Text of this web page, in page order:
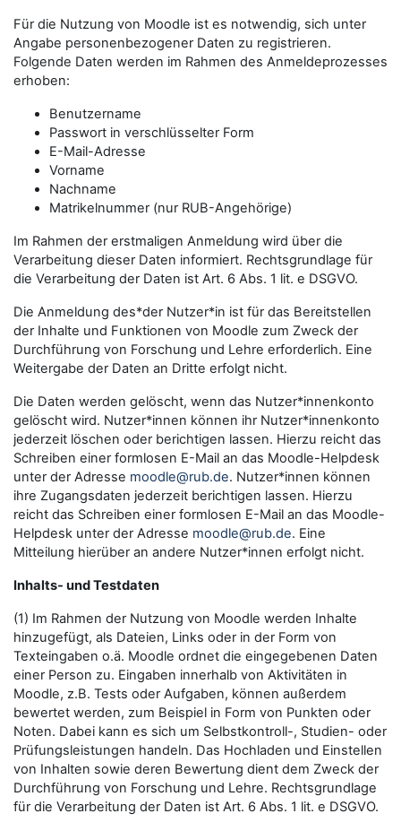
Für die Nutzung von Moodle ist es notwendig, sich unter
Angabe personenbezogener Daten zu registrieren.
Folgende Daten werden im Rahmen des Anmeldeprozesses
erhoben:
Benutzername
Passwort in verschlüsselter Form
E-Mail-Adresse
Vorname
Nachname
Matrikelnummer (nur RUB-Angehörige)
Im Rahmen der erstmaligen Anmeldung wird über die
Verarbeitung dieser Daten informiert. Rechtsgrundlage für
die Verarbeitung der Daten ist Art. 6 Abs. 1 lit. e DSGVO.
Die Anmeldung des*der Nutzer*in ist für das Bereitstellen
der Inhalte und Funktionen von Moodle zum Zweck der
Durchführung von Forschung und Lehre erforderlich. Eine
Weitergabe der Daten an Dritte erfolgt nicht.
Die Daten werden gelöscht, wenn das Nutzer*innenkonto
gelöscht wird. Nutzer*innen können ihr Nutzer*innenkonto
jederzeit löschen oder berichtigen lassen. Hierzu reicht das
Schreiben einer formlosen E-Mail an das Moodle-Helpdesk
unter der Adresse moodle@rub.de. Nutzer*innen können
ihre Zugangsdaten jederzeit berichtigen lassen. Hierzu
reicht das Schreiben einer formlosen E-Mail an das Moodle-
Helpdesk unter der Adresse moodle@rub.de. Eine
Mitteilung hierüber an andere Nutzer*innen erfolgt nicht.
Inhalts- und Testdaten
(1) Im Rahmen der Nutzung von Moodle werden Inhalte
hinzugefügt, als Dateien, Links oder in der Form von
Texteingaben o.ä. Moodle ordnet die eingegebenen Daten
einer Person zu. Eingaben innerhalb von Aktivitäten in
Moodle, z.B. Tests oder Aufgaben, können außerdem
bewertet werden, zum Beispiel in Form von Punkten oder
Noten. Dabei kann es sich um Selbstkontroll-, Studien- oder
Prüfungsleistungen handeln. Das Hochladen und Einstellen
von Inhalten sowie deren Bewertung dient dem Zweck der
Durchführung von Forschung und Lehre. Rechtsgrundlage
für die Verarbeitung der Daten ist Art. 6 Abs. 1 lit. e DSGVO.